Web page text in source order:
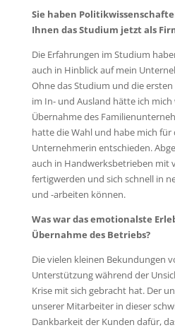
Sie haben
Ihnen das Studium jetzt als
Die Erfahrungen im Studium
auch in Hinblick auf mein
Ohne das Studium und die
im In- und Ausland hätte ich
Übernahme des
hatte die Wahl und habe mich für
Unternehmerin entschieden.
auch in Handwerksbetrieben mit
fertigwerden und sich schnell in
und -arbeiten können.
Was war das emotionalste
Übernahme des Betriebs?
Die vielen kleinen Bekundungen
Unterstützung während der
Krise mit sich gebracht hat. Der
unserer Mitarbeiter in dieser
Dankbarkeit der Kunden dafür,